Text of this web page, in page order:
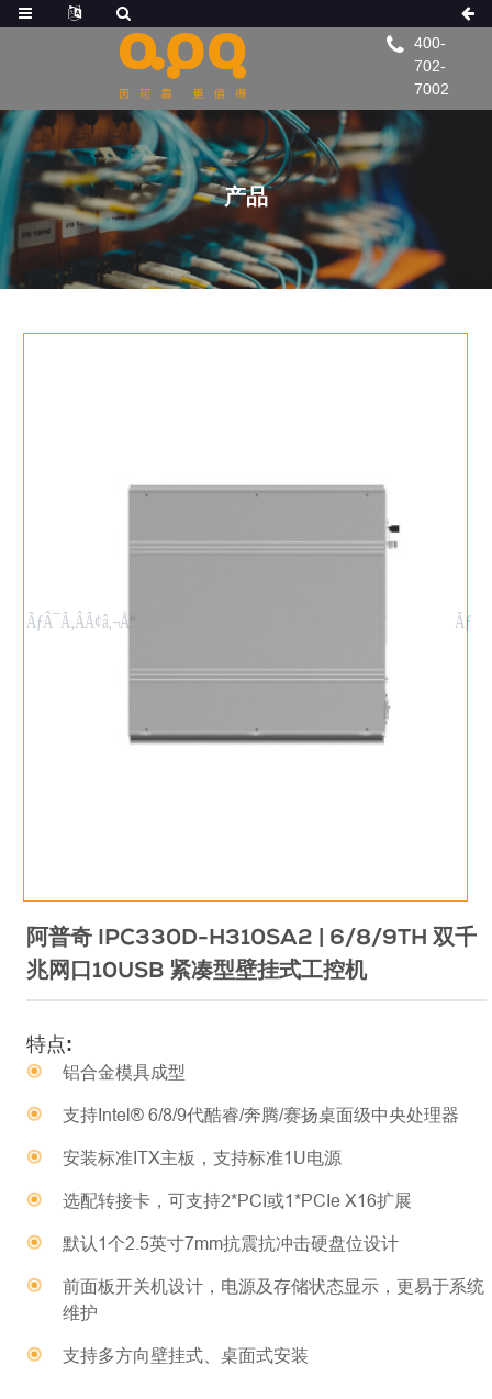
400-
702-
7002
产品
阿普奇 IPC330D-H310SA2 | 6/8/9TH 双千
兆网口10USB 紧凑型壁挂式工控机
特点:
铝合金模具成型
支持Intel® 6/8/9代酷睿/奔腾/赛扬桌面级中央处理器
安装标准ITX主板，支持标准1U电源
选配转接卡，可支持2*PCI或1*PCIe X16扩展
默认1个2.5英寸7mm抗震抗冲击硬盘位设计
前面板开关机设计，电源及存储状态显示，更易于系统
维护
支持多方向壁挂式、桌面式安装